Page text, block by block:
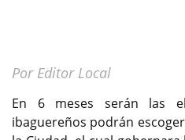
Por Editor Local
En 6 meses serán las
ibaguereños podrán